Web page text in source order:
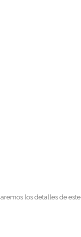
los detalles de